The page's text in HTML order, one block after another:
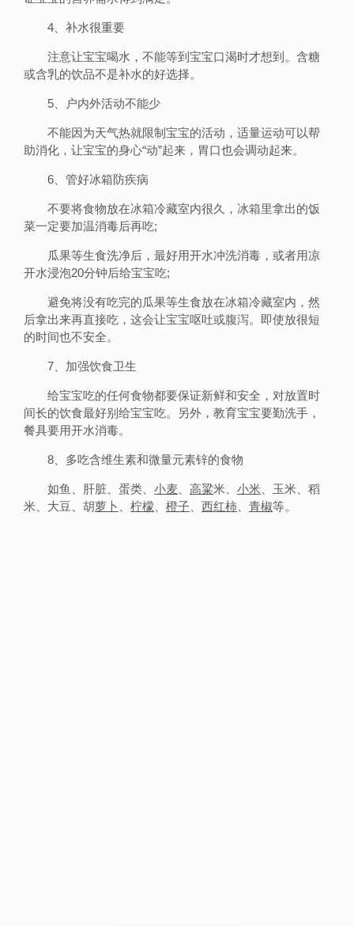
4、补水很重要
注意让宝宝喝水，不能等到宝宝口渴时才想到。含糖
或含乳的饮品不是补水的好选择。
5、户内外活动不能少
不能因为天气热就限制宝宝的活动，适量运动可以帮
助消化，让宝宝的身心“动”起来，胃口也会调动起来。
6、管好冰箱防疾病
不要将食物放在冰箱冷藏室内很久，冰箱里拿出的饭
菜一定要加温消毒后再吃;
瓜果等生食洗净后，最好用开水冲洗消毒，或者用凉
开水浸泡20分钟后给宝宝吃;
避免将没有吃完的瓜果等生食放在冰箱冷藏室内，然
后拿出来再直接吃，这会让宝宝呕吐或腹泻。即使放很短
的时间也不安全。
7、加强饮食卫生
给宝宝吃的任何食物都要保证新鲜和安全，对放置时
间长的饮食最好别给宝宝吃。另外，教育宝宝要勤洗手，
餐具要用开水消毒。
8、多吃含维生素和微量元素锌的食物
如鱼、肝脏、蛋类、 小麦 高粱米、 小米 、玉米、稻
米、大豆、胡萝卜 柠檬 橙子 西红柿 青椒等。